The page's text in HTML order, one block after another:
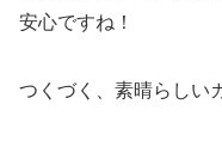
安心ですね！
つくづく、素晴らしい